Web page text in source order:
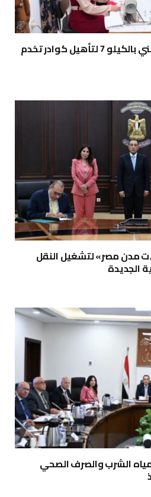
تطوير مركز التدريب المهني بالكيلو 7 لتأهيل كوادر تخدم
مدن مصر» لتشغيل النقل
الجديدة
الشرب والصرف الصحي